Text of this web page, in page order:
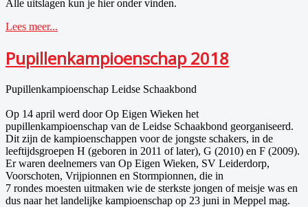
Alle uitslagen kun je hier onder vinden.
Lees meer...
Pupillenkampioenschap 2018
Pupillenkampioenschap Leidse Schaakbond
Op 14 april werd door Op Eigen Wieken het
pupillenkampioenschap van de Leidse Schaakbond georganiseerd.
Dit zijn de kampioenschappen voor de jongste schakers, in de
leeftijdsgroepen H (geboren in 2011 of later), G (2010) en F (2009).
Er waren deelnemers van Op Eigen Wieken, SV Leiderdorp,
Voorschoten, Vrijpionnen en Stormpionnen, die in
7 rondes moesten uitmaken wie de sterkste jongen of meisje was en
dus naar het landelijke kampioenschap op 23 juni in Meppel mag.